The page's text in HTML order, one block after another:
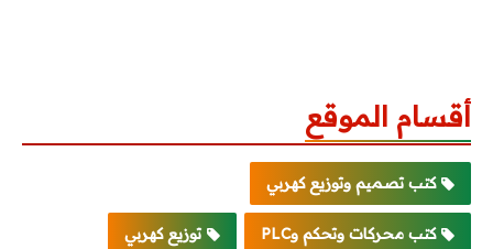
أقسام الموقع
كتب تصميم وتوزيع كهربي
كتب محركات وتحكم وPLC توزيع كهربي